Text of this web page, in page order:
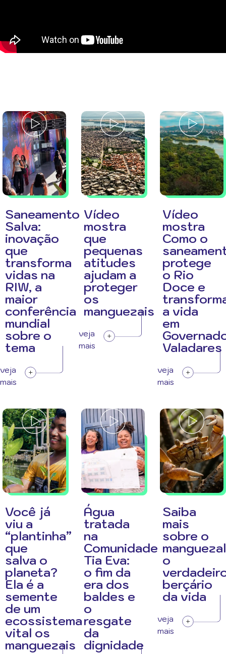
Saneamento
Salva:
inovação
que
transforma
vidas na
RIW, a
maior
conferência
mundial
sobre o
tema
veja
mais
Vídeo
mostra
que
pequenas
atitudes
ajudam a
proteger
os
manguezais
veja
mais
Vídeo
mostra
Como o
protege
o Rio
Doce e
a vida
em
Valadares
veja
mais
Você já
viu a
“plantinha”
que
salva o
planeta?
Ela é a
semente
de um
ecossistema
vital os
manguezais
Água
tratada
na
Comunidade
Tia Eva:
o fim da
era dos
baldes e
o
resgate
da
dignidade
Saiba
mais
sobre o
o
berçário
da vida
veja
mais